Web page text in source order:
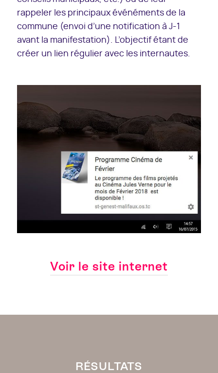
rappeler les principaux événéments de la
commune (envoi d’une notification à J-1
avant la manifestation). L’objectif étant de
créer un lien régulier avec les internautes.
Voir le site internet
RÉSULTATS